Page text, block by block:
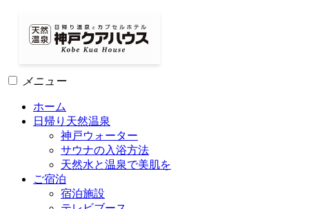
メニュー
ホーム
日帰り天然温泉
神戸ウォーター
サウナの入浴方法
天然水と温泉で美肌を
ご宿泊
宿泊施設